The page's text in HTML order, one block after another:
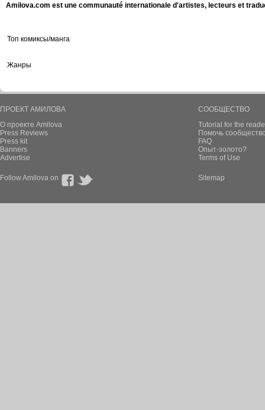
Amilova.com est une communauté internationale d'artistes, lecteurs et
Топ комиксы/манга
Жанры
ПРОЕКТ АМИЛОВА
О проекте Amilova
Press Reviews
Press kit
Banners
Advertise
СООБЩЕСТВО
Tutorial for the
Помочь
FAQ
Опыт-золото?
Terms of Use
Follow Amilova on Sitemap